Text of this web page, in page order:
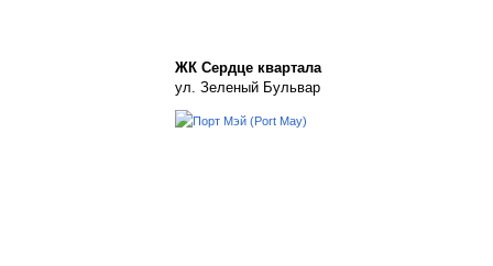
ЖК Сердце квартала
ул. Зеленый Бульвар